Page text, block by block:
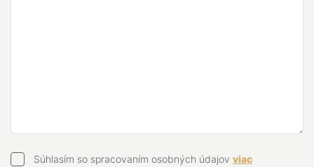
Súhlasím so spracovaním osobných údajov viac